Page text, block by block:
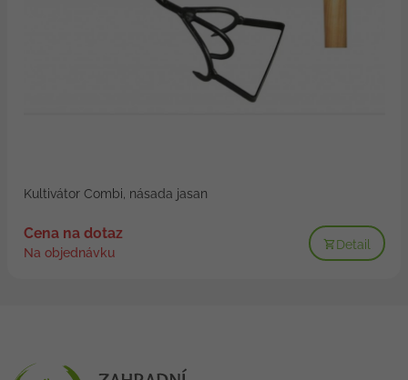
Kultivátor Combi, násada jasan
Cena na dotaz
Na objednávku
Detail